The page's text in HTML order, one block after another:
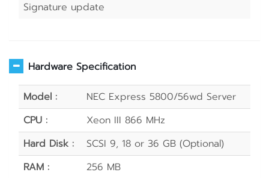
Signature update
Hardware Specification
Model :
NEC Express 5800/56wd Server
CPU :
Xeon III 866 MHz
Hard Disk :
SCSI 9, 18 or 36 GB (Optional)
RAM :
256 MB